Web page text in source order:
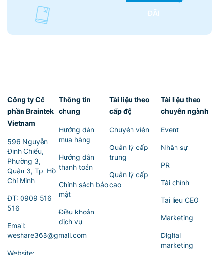
ĐÃI
Công ty Cổ
phần Braintek
Vietnam
596 Nguyễn
Đình Chiểu,
Phường 3,
Quận 3, Tp. Hồ
Chí Minh
ĐT: 0909 516
516
Email:
weshare368@gmail.com
Website:
Thông tin
chung
Hướng dẫn
mua hàng
Hướng dẫn
thanh toán
Chính sách bảo
mật
Điều khoản
dịch vụ
Tài liệu theo
cấp độ
Chuyên viên
Quản lý cấp
trung
Quản lý cấp
cao
Tài liệu theo
chuyên ngành
Event
Nhân sự
PR
Tài chính
Tai lieu CEO
Marketing
Digital
marketing